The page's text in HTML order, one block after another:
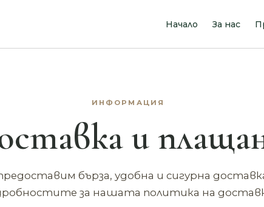
Начало За нас
ИНФОРМАЦИЯ
и
бърза, удобна и сигурна
за нашата политика на